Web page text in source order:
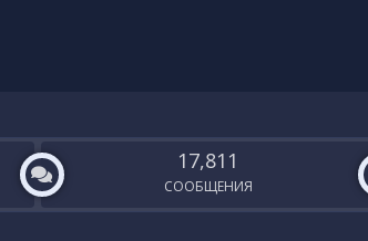
17,811
СООБЩЕНИЯ